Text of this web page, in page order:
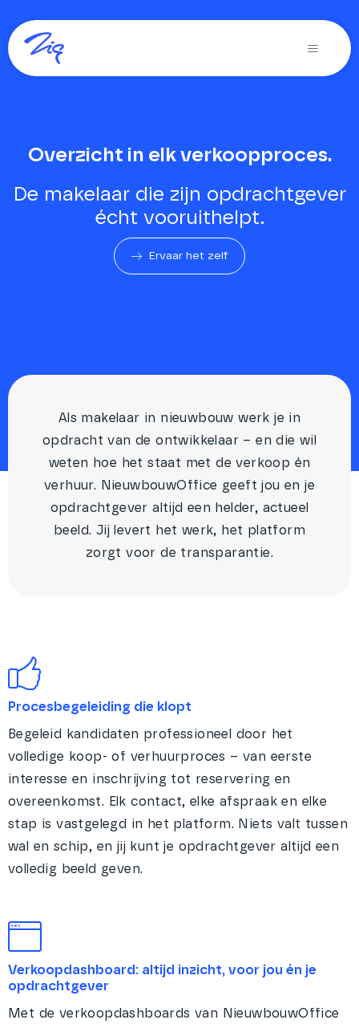
naar
inhoud
Toggle
Overzicht in elk verkoopproces.
De makelaar die zijn opdrachtgever
écht vooruithelpt.
Ervaar het zelf
Als makelaar in nieuwbouw werk je in
opdracht van de ontwikkelaar – en die wil
weten hoe het staat met de verkoop én
verhuur. NieuwbouwOffice geeft jou en je
opdrachtgever altijd een helder, actueel
beeld. Jij levert het werk, het platform
zorgt voor de transparantie.
Procesbegeleiding die klopt
Begeleid kandidaten professioneel door het
volledige koop- of verhuurproces – van eerste
interesse en inschrijving tot reservering en
overeenkomst. Elk contact, elke afspraak en elke
stap is vastgelegd in het platform. Niets valt tussen
wal en schip, en jij kunt je opdrachtgever altijd een
volledig beeld geven.
Verkoopdashboard: altijd inzicht, voor jou én je
opdrachtgever
Met de verkoopdashboards van NieuwbouwOffice